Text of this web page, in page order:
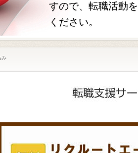
すので、転職活動
ください。
み